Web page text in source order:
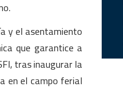
y el asentamiento
que garantice a
tras inaugurar la
en el campo ferial